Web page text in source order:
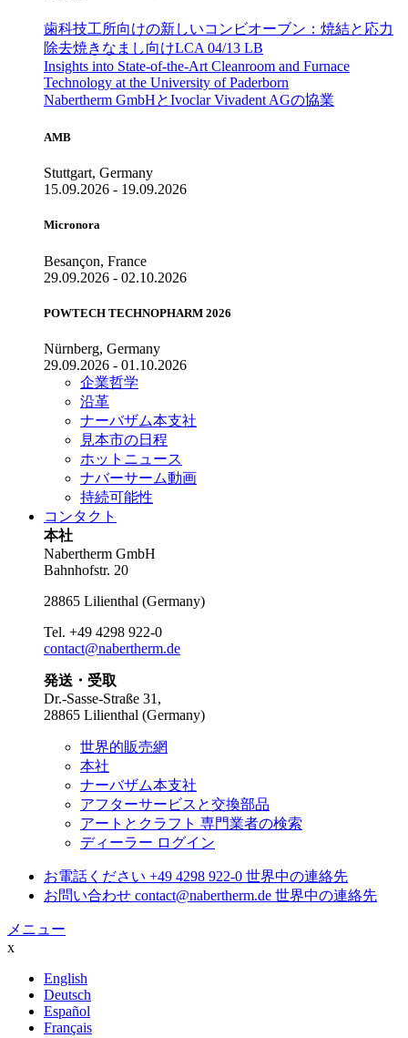
歯科技工所向けの新しいコンビオーブン：焼結と応力
除去焼きなまし向けLCA 04/13 LB
Insights into State-of-the-Art Cleanroom and Furnace
Technology at the University of Paderborn
Nabertherm GmbHとIvoclar Vivadent AGの協業
AMB
Stuttgart, Germany
15.09.2026 - 19.09.2026
Micronora
Besançon, France
29.09.2026 - 02.10.2026
POWTECH TECHNOPHARM 2026
Nürnberg, Germany
29.09.2026 - 01.10.2026
企業哲学
沿革
ナーバザム本支社
見本市の日程
ホットニュース
ナバーサーム動画
持続可能性
コンタクト
本社
Nabertherm GmbH
Bahnhofstr. 20
28865 Lilienthal (Germany)
Tel. +49 4298 922-0
contact@nabertherm.de
発送・受取
Dr.-Sasse-Straße 31,
28865 Lilienthal (Germany)
世界的販売網
本社
ナーバザム本支社
アフターサービスと交換部品
アートとクラフト 専門業者の検索
ディーラー ログイン
お電話ください +49 4298 922-0 世界中の連絡先
お問い合わせ contact@nabertherm.de 世界中の連絡先
メニュー
x
English
Deutsch
Español
Français